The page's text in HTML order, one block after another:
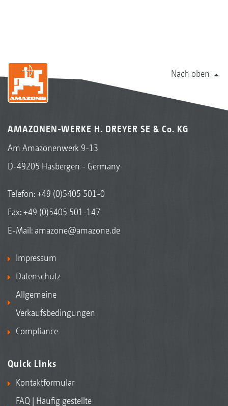
Nach oben
AMAZONEN-WERKE H. DREYER SE & Co. KG
Am Amazonenwerk 9-13
D-49205 Hasbergen - Germany
Telefon:+49 (0)5405 501-0
Fax: +49 (0)5405 501-147
E-Mail: amazone@amazone.de
Impressum
Datenschutz
Allgemeine
Verkaufsbedingungen
Compliance
Quick Links
Kontaktformular
FAQ | Häufig gestellte